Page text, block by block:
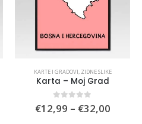
KARTE I GRADOVI, ZIDNE SLIKE
Karta – Moj Grad
0out of 5
€12,99 – €32,00Price